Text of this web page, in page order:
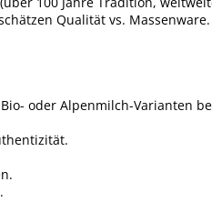
Qualität vs. Massenware.
oder Alpenmilch-Varianten